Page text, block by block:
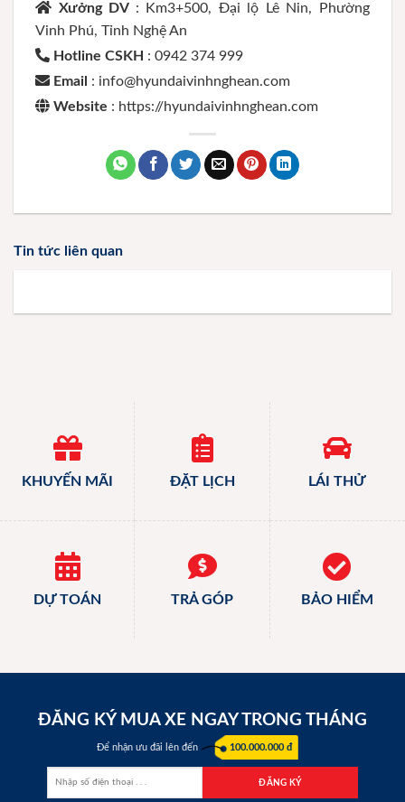
Xưởng DV : Km3+500, Đại lộ Lê Nin, Phường
Vinh Phú, Tỉnh Nghệ An
Hotline CSKH : 0942 374 999
Email : info@hyundaivinhnghean.com
Website : https://hyundaivinhnghean.com
Tin tức liên quan
KHUYẾN MÃI ĐẶT LỊCH LÁI THỬ
DỰ TOÁN TRẢ GÓP BẢO HIỂM
ĐĂNG KÝ MUA XE NGAY TRONG THÁNG
Để nhận ưu đãi lên đến 100.000.000 đ